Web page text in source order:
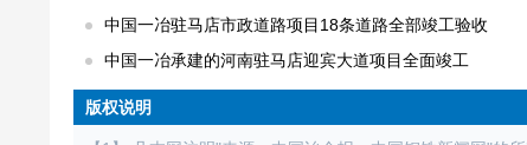
中国一冶驻马店市政道路项目18条道路全部竣工验收
中国一冶承建的河南驻马店迎宾大道项目全面竣工
版权说明